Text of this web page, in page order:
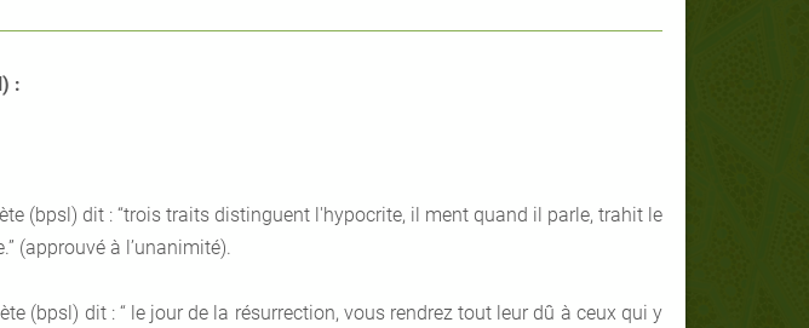
:
(bpsl) dit : “trois traits distinguent l'hypocrite, il ment quand il parle, trahit le
(approuvé à l’unanimité).
(bpsl) dit : “ le jour de la résurrection, vous rendrez tout leur dû à ceux qui y